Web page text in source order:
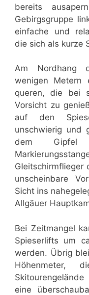
bereits
Gebirgsgruppe
einfache und
die sich als kurze
Am Nordhang
wenigen Metern
queren, die bei
Vorsicht zu
auf den
unschwierig und
dem
Gleitschirmflieger
unscheinbare
Sicht ins
Allgäuer
Bei Zeitmangel
Spieserlifts um
werden. Übrig
Höhenmeter,
eine